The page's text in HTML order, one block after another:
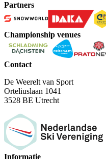
Partners
Championship venues
Contact
De Weerelt van Sport
Orteliuslaan 1041
3528 BE Utrecht
Informatie